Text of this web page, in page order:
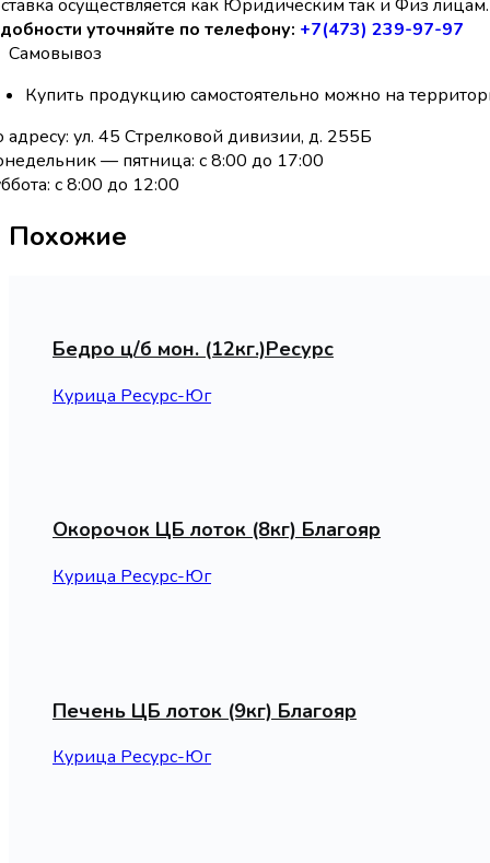
осуществляется как Юридическим так и Физ
уточняйте по телефону: +7(473) 239-97-97
Самовывоз
Купить продукцию самостоятельно можно на
адресу: ул. 45 Стрелковой дивизии, д. 255Б
— пятница: с 8:00 до 17:00
с 8:00 до 12:00
Похожие
Бедро ц/б мон. (12кг.)Ресурс
Курица Ресурс-Юг
Окорочок ЦБ лоток (8кг) Благояр
Курица Ресурс-Юг
Печень ЦБ лоток (9кг) Благояр
Курица Ресурс-Юг